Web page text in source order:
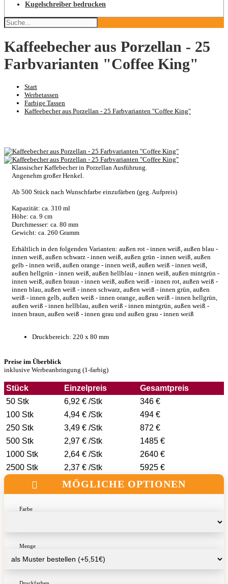
Kugelschreiber bedrucken
Kaffeebecher aus Porzellan - 25
Farbvarianten "Coffee King"
Start
Werbetassen
Farbige Tassen
Kaffeebecher aus Porzellan - 25 Farbvarianten "Coffee King"
Klassischer Kaffebecher in Porzellan Ausführung.
Angenehm großer Henkel.
Ab 500 Stück nach Wunschfarbe einzufärben (geg. Aufpreis)
Kapazität: ca. 310 ml
Höhe: ca. 9 cm
Durchmesser: ca. 80 mm
Gewicht: ca. 260 Gramm
Erhältlich in den folgenden Varianten: außen rot - innen weiß, außen blau -
innen weiß, außen schwarz - innen weiß, außen grün - innen weiß, außen
gelb - innen weiß, außen orange - innen weiß, außen weiß - innen weiß,
außen hellgrün - innen weiß, außen hellblau - innen weiß, außen mintgrün -
innen weiß, außen braun - innen weiß, außen weiß - innen rot, außen weiß -
innen blau, außen weiß - innen schwarz, außen weiß - innen grün, außen
weiß - innen gelb, außen weiß - innen orange, außen weiß - innen hellgrün,
außen weiß - innen hellblau, außen weiß - innen mintgrün, außen weiß -
innen braun, außen weiß - innen grau und außen grau - innen weiß
Druckbereich: 220 x 80 mm
Preise im Überblick
inklusive Werbeanbringung (1-farbig)
Stück Einzelpreis
Gesamtpreis
50 Stk
6,92 € /Stk
346 €
100 Stk
4,94 € /Stk
494 €
250 Stk
3,49 € /Stk
872 €
500 Stk
2,97 € /Stk
1485 €
1000 Stk
2,64 € /Stk
2640 €
2500 Stk
2,37 € /Stk 5925 €
MÖGLICHE OPTIONEN
Farbe
Menge